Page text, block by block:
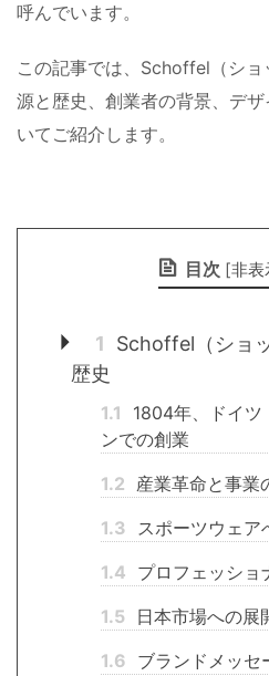
呼んでいます。
この記事では、Schoffel（シ
源と歴史、創業者の背景、デ
いてご紹介します。
目次 [非表
1
Schoffel（ショ
歴史
1.1
1804年、ドイツ
ンでの創業
1.2 産業革命と事業
1.3 スポーツウェア
1.4 プロフェッショ
1.5
日本市場への展
1.6 ブランドメッセ